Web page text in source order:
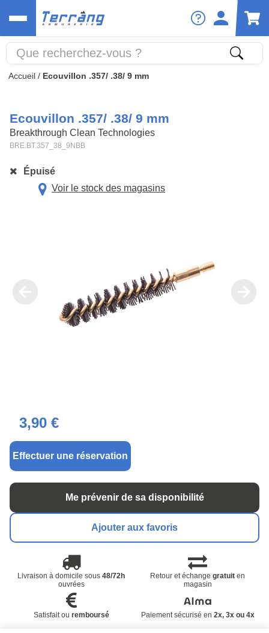
Accueil / Ecouvillon .357/ .38/ 9 mm
Ecouvillon .357/ .38/ 9 mm
Breakthrough Clean Technologies
BRE.BT.357_38_9NBB
Épuisé
Voir le stock des magasins
3,90 €
Effectuer une réservation
Me prévenir de sa disponibilité
Ajouter aux favoris
Livraison à domicile sous48/72h
ouvrées
Retour et échangegratuit en
magasin
Satisfait ou remboursé Paiement sécurisé en 2x, 3x ou 4x